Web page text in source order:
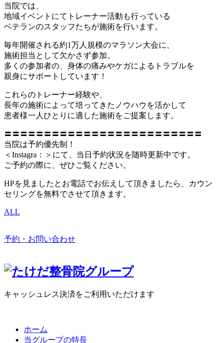
当院では、
地域イベントにてトレーナー活動も行っている
ベテランのスタッフたちが施術を行います。
毎年開催される約1万人規模のマラソン大会に、
施術担当として欠かさず参加。
多くの参加者の、身体の痛みやケガによるトラブルを
親身にサポートしています！
これらのトレーナー経験や、
長年の施術によって培ってきたノウハウを活かして
患者様一人ひとりに適した施術をご提案します。
〓〓〓〓〓〓〓〓〓〓〓〓〓〓〓〓〓〓〓〓〓〓〓〓〓
当院は予約優先制！
＜Instagra：＞にて、当日予約状況を随時更新中です。
ご予約の際に、ぜひご覧ください。
HPを見ましたとお電話でお伝えして頂きましたら、カウン
セリングを無料でさせて頂きます。
ALL
予約・お問い合わせ
キャッシュレス決済をご利用いただけます
ホーム
当グループの特長